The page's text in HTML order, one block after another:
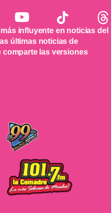
influyente en noticias del
últimas noticias de
comparte las versiones